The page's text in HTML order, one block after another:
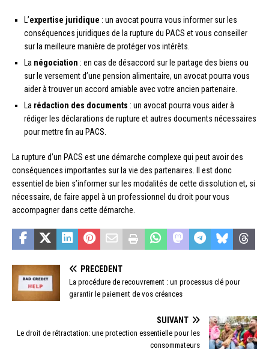
L’expertise juridique : un avocat pourra vous informer sur les
conséquences juridiques de la rupture du PACS et vous conseiller
sur la meilleure manière de protéger vos intérêts.
La négociation : en cas de désaccord sur le partage des biens ou
sur le versement d’une pension alimentaire, un avocat pourra vous
aider à trouver un accord amiable avec votre ancien partenaire.
La rédaction des documents : un avocat pourra vous aider à
rédiger les déclarations de rupture et autres documents nécessaires
pour mettre fin au PACS.
La rupture d’un PACS est une démarche complexe qui peut avoir des
conséquences importantes sur la vie des partenaires. Il est donc
essentiel de bien s’informer sur les modalités de cette dissolution et, si
nécessaire, de faire appel à un professionnel du droit pour vous
accompagner dans cette démarche.
PRÉCÉDENT
La procédure de recouvrement : un processus clé pour
garantir le paiement de vos créances
SUIVANT
Le droit de rétractation: une protection essentielle pour les
consommateurs